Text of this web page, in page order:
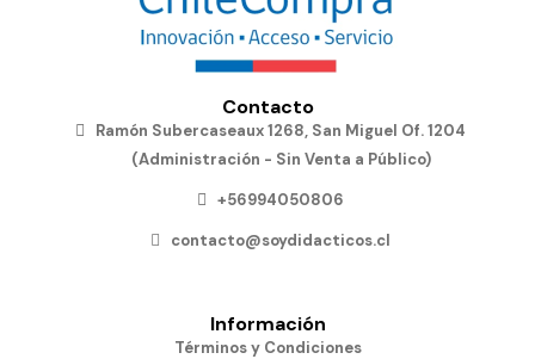
Contacto
Ramón Subercaseaux 1268, San Miguel Of. 1204
(Administración - Sin Venta a Público)
+56994050806
contacto@soydidacticos.cl
Información
Términos y Condiciones